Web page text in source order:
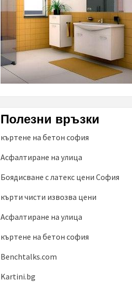
Полезни връзки
къртене на бетон софия
Асфалтиране на улица
Боядисване с латекс цени София
кърти чисти извозва цени
Асфалтиране на улица
къртене на бетон софия
Benchtalks.com
Kartini.bg